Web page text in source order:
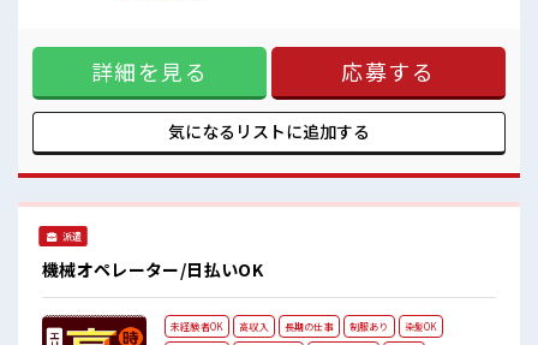
ロッカーあり！
安心してお仕事に集中♪
と毎日の服選びに悩まずOK♪ ≪未経験の方も大カンゲイ≫
新しいことにチャレンジするのは不安だけど、 しっかり働く
環境が整っています！ イチからスキルUP・ステップUP目指
していきましょう！ ≪収入アップを目指せる≫ 高時給だらけ
の派遣のお仕事です！ ■職場の雰囲気 髪型・髪色自由♪ 派手
過ぎなければOKだから、 モチベーションもUP！ 休憩室で楽
り！ 安心してお仕事に集中♪
詳細を見る 応募する
気になるリストに追加する
派遣
機械オペレーター/日払いOK
未経験者OK 高収入 長期の仕事 制服あり
染髪OK